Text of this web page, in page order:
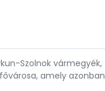
Szolnok vármegyék,
amely azonban